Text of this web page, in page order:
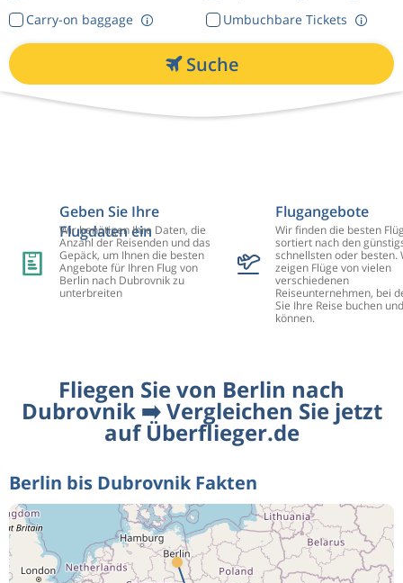
Umbuchbare Tickets
Carry-on baggage
Suche
Geben Sie Ihre
Flugdaten ein
Wir benötigen Ihre Daten, die
Anzahl der Reisenden und das
Gepäck, um Ihnen die besten
Angebote für Ihren Flug von
Berlin nach Dubrovnik zu
unterbreiten
Flugangebote
Wir finden die besten
sortiert nach den
schnellsten oder besten.
zeigen Flüge von vielen
verschiedenen
Reiseunternehmen, bei
Sie Ihre Reise buchen
können.
Fliegen Sie von Berlin nach
Dubrovnik ➡️ Vergleichen Sie jetzt
auf Überflieger.de
Berlin bis Dubrovnik Fakten